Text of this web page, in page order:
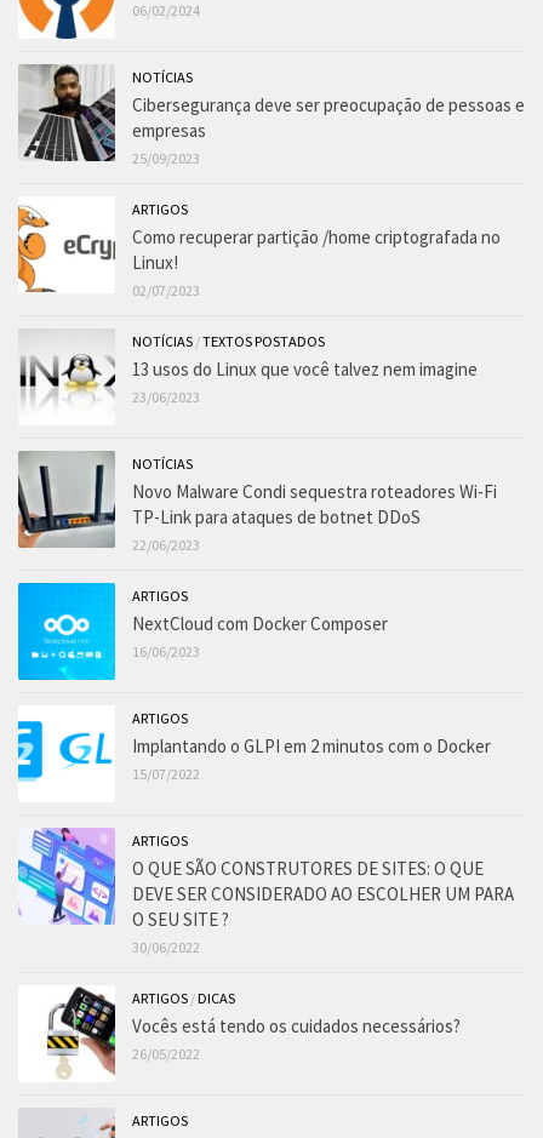
06/02/2024
NOTÍCIAS
Cibersegurança deve ser preocupação de pessoas e
empresas
25/09/2023
ARTIGOS
Como recuperar partição /home criptografada no
Linux!
02/07/2023
NOTÍCIAS /TEXTOS POSTADOS
13 usos do Linux que você talvez nem imagine
23/06/2023
NOTÍCIAS
Novo Malware Condi sequestra roteadores Wi-Fi
TP-Link para ataques de botnet DDoS
22/06/2023
ARTIGOS
NextCloud com Docker Composer
16/06/2023
ARTIGOS
Implantando o GLPI em 2 minutos com o Docker
15/07/2022
ARTIGOS
O QUE SÃO CONSTRUTORES DE SITES: O QUE
DEVE SER CONSIDERADO AO ESCOLHER UM PARA
O SEU SITE ?
30/06/2022
ARTIGOS /DICAS
Vocês está tendo os cuidados necessários?
26/05/2022
ARTIGOS